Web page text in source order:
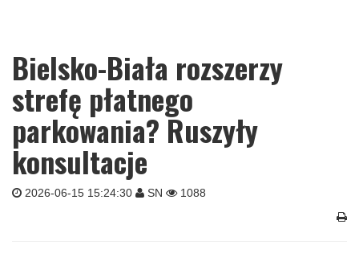
Bielsko-Biała rozszerzy
strefę płatnego
parkowania? Ruszyły
konsultacje
2026-06-15 15:24:30 SN 1088